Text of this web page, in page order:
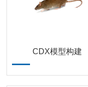
CDX模型构建